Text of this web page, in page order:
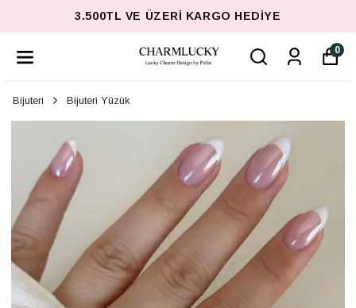
3.500TL VE ÜZERI KARGO HEDIYE
0
Bijuteri Bijuteri Yüzük